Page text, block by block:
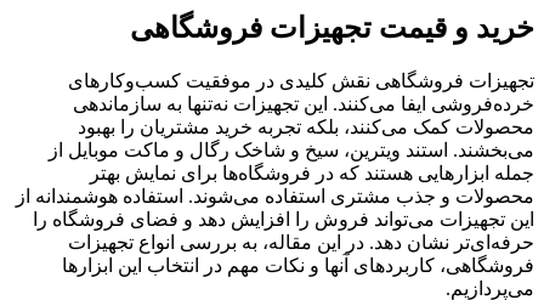
خرید و قیمت تجهیزات فروشگاهی
تجهیزات فروشگاهی نقش کلیدی در موفقیت کسب‌وکارهای
خرده‌فروشی ایفا می‌کنند. این تجهیزات نه‌تنها به سازماندهی
محصولات کمک می‌کنند، بلکه تجربه خرید مشتریان را بهبود
می‌بخشند. استند ویترین، سیخ و شاخک رگال و ماکت موبایل از
جمله ابزارهایی هستند که در فروشگاه‌ها برای نمایش بهتر
محصولات و جذب مشتری استفاده می‌شوند. استفاده هوشمندانه از
این تجهیزات می‌تواند فروش را افزایش دهد و فضای فروشگاه را
حرفه‌ای‌تر نشان دهد. در این مقاله، به بررسی انواع تجهیزات
فروشگاهی، کاربردهای آنها و نکات مهم در انتخاب این ابزارها
می‌پردازیم.